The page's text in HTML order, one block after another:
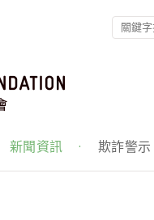
新聞資訊 · 欺詐警示